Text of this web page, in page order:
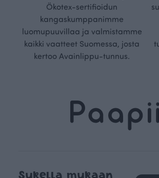
Ökotex-sertifioidun
kangaskumppanimme
luomupuuvillaa ja valmistamme
kaikki vaatteet Suomessa, josta
kertoo Avainlippu-tunnus.